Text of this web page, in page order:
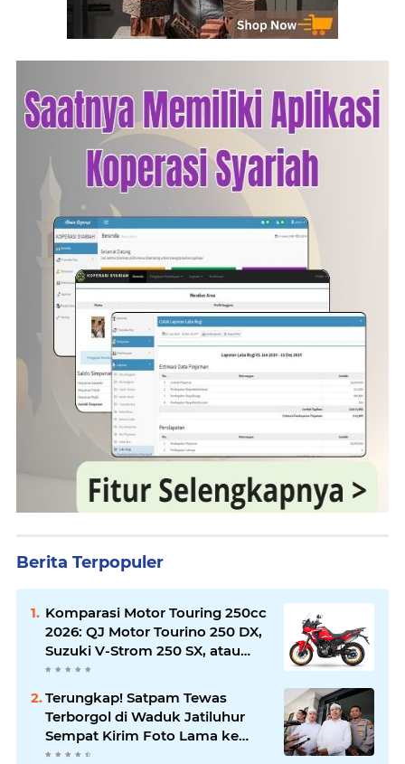
Berita Terpopuler
Komparasi Motor Touring 250cc
2026: QJ Motor Tourino 250 DX,
Suzuki V-Strom 250 SX, atau
Kawasaki Versys-X 250?
Terungkap! Satpam Tewas
Terborgol di Waduk Jatiluhur
Sempat Kirim Foto Lama ke
Istri, Dedi Mulyadi Soroti